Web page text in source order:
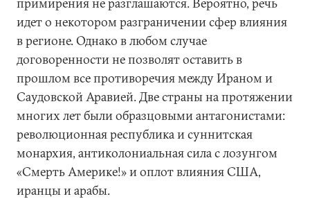
идет о некотором разграничении сфер влияния
в регионе. Однако в любом случае
договоренности не позволят оставить в
прошлом все противоречия между Ираном и
Саудовской Аравией. Две страны на протяжении
многих лет были образцовыми антагонистами:
революционная республика и суннитская
монархия, антиколониальная сила с лозунгом
«Смерть Америке!» и оплот влияния США,
иранцы и арабы.